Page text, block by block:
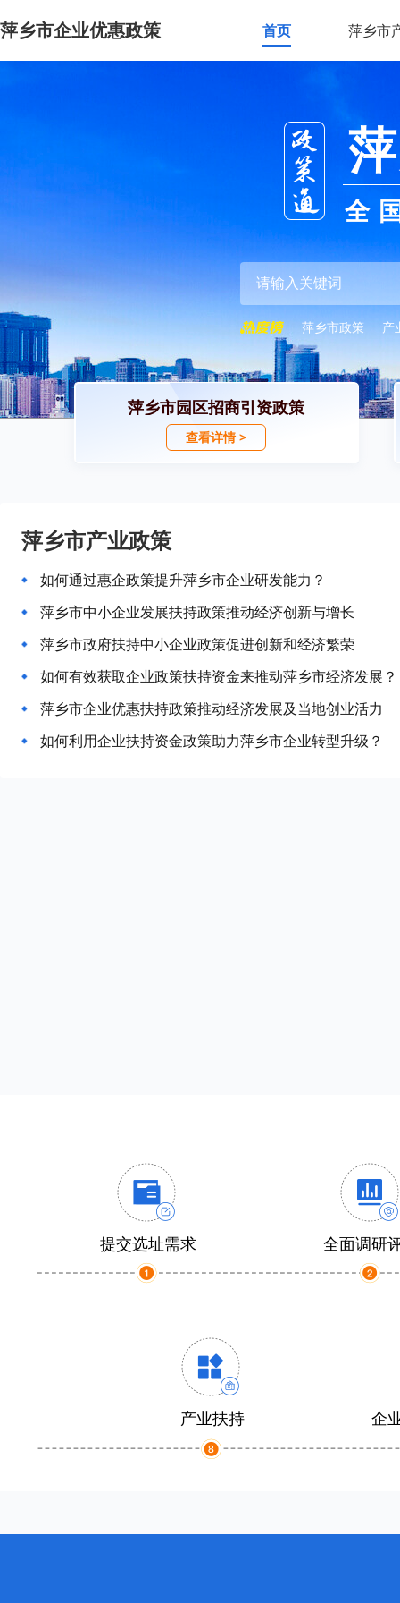
萍乡市企业优惠政策 首页 萍乡市
全
萍乡市政策 产
萍乡市园区招商引资政策
查看详情 >
萍乡市产业政策
如何通过惠企政策提升萍乡市企业研发能力？
萍乡市中小企业发展扶持政策推动经济创新与增长
萍乡市政府扶持中小企业政策促进创新和经济繁荣
如何有效获取企业政策扶持资金来推动萍乡市经济发展？
萍乡市企业优惠扶持政策推动经济发展及当地创业活力
如何利用企业扶持资金政策助力萍乡市企业转型升级？
提交选址需求 全面调研
产业扶持 企